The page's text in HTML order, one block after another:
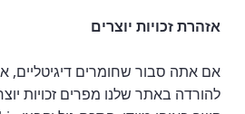
אזהרת זכויות יוצרים
אם אתה סבור שחומרים דיגיטליים,
להורדה באתר שלנו מפרים זכויות